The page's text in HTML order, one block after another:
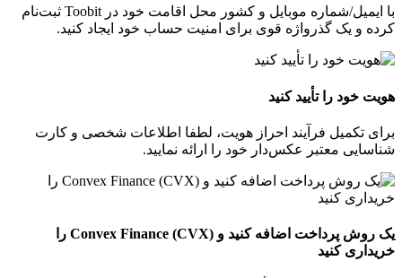
با ایمیل/شماره موبایل و کشور محل اقامت خود در Toobit ثبت‌نام
کرده و یک گذرواژه قوی برای امنیت حساب خود ایجاد کنید.
هویت خود را تأیید کنید
برای تکمیل فرآیند احراز هویت، لطفا اطلاعات شخصی و کارت
شناسایی معتبر عکس‌دار خود را ارائه نمایید.
یک روش پرداخت اضافه کنید و Convex Finance (CVX) را
خریداری کنید